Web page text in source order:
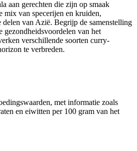
aan gerechten die zijn op smaak
mix van specerijen en kruiden,
van Azië. Begrijp de samenstelling
gezondheidsvoordelen van het
verschillende soorten curry-
te verbreden.
met informatie zoals
en eiwitten per 100 gram van het